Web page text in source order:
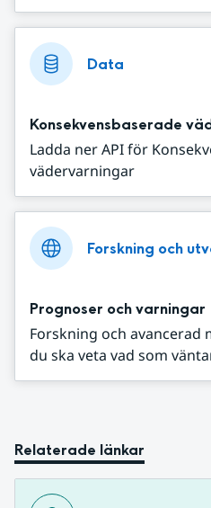
Data
Konsekvensbaserade
Ladda ner API för
vädervarningar
Forskning och
Prognoser och varningar
Forskning och
du ska veta vad som
Relaterade länkar